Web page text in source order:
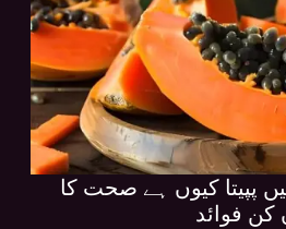
پپیتا کیوں ہے صحت کا
کن فوائد